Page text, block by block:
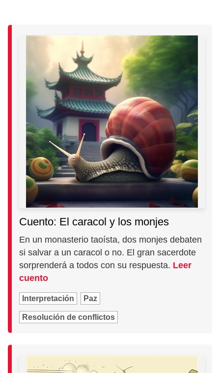
Cuento: El caracol y los monjes
En un monasterio taoísta, dos monjes debaten
si salvar a un caracol o no. El gran sacerdote
sorprenderá a todos con su respuesta. Leer
cuento
Interpretación Paz
Resolución de conflictos